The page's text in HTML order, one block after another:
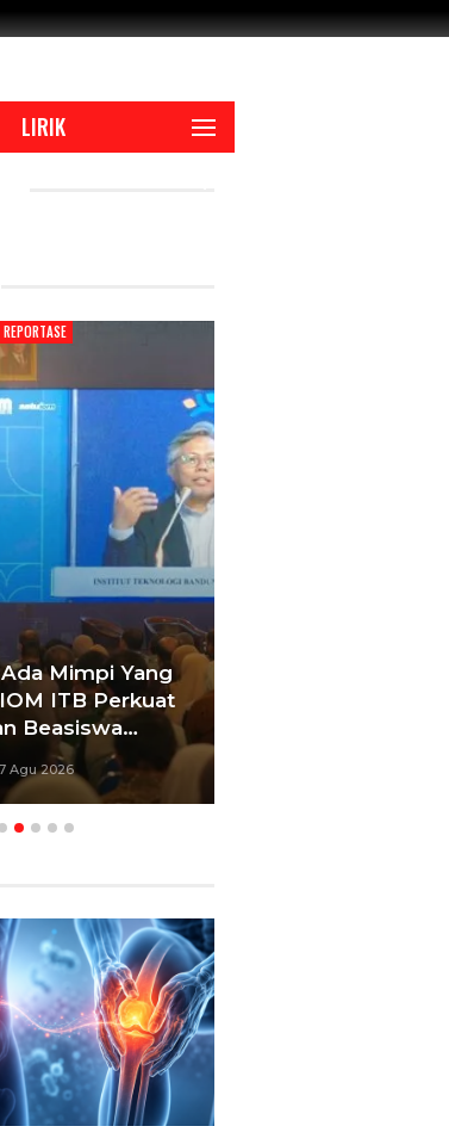
LIRIK
REPORTASE
Ada Mimpi Yang
ITB Perkuat
Beasiswa…
7 Agu 2026